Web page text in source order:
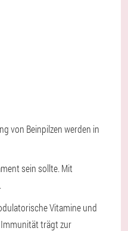
von Beinpilzen werden in
sein sollte. Mit
Vitamine und
Immunität trägt zur